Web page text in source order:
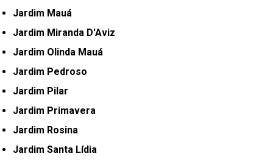
Jardim Mauá
Jardim Miranda D'Aviz
Jardim Olinda Mauá
Jardim Pedroso
Jardim Pilar
Jardim Primavera
Jardim Rosina
Jardim Santa Lídia